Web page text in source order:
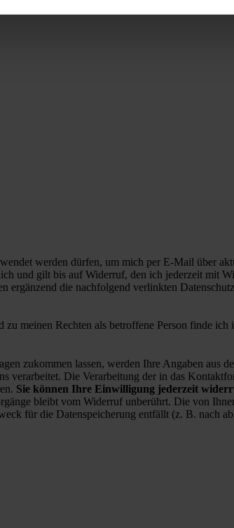
Kontaktaufnahme? Sehr gerne! Teilen Sie
werden dürfen, um mich per E-Mail über
und gilt bis auf Widerruf, den ich jederzeit mit
ergänzend die nachfolgend verlinkten
meinen Rechten als betroffene Person finde ich
zukommen lassen, werden Ihre Angaben aus
verarbeitet. Die Verarbeitung der in das
Sie können Ihre Einwilligung jederzeit
bleibt vom Widerruf unberührt. Die von
für die Datenspeicherung entfällt (z. B. nach